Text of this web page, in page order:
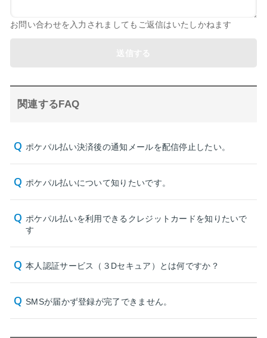
お問い合わせを入力されましてもご返信はいたしかねます
関連するFAQ
ポケパル払い決済後の通知メールを配信停止したい。
ポケパル払いについて知りたいです。
ポケパル払いを利用できるクレジットカードを知りたいで
す
本人認証サービス（３Dセキュア）とは何ですか？
SMSが届かず登録が完了できません。